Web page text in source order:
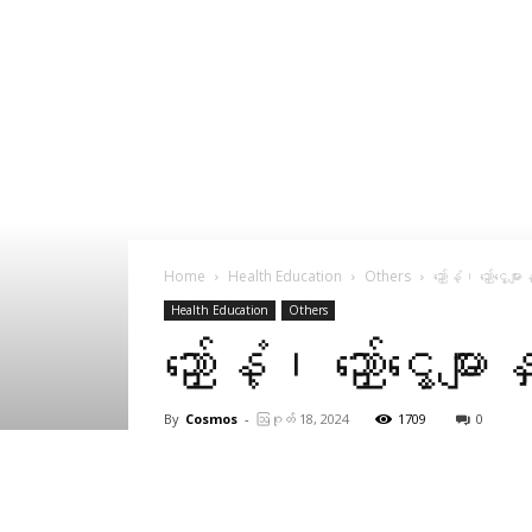
Home Health Education Others ညှော်နံ့၊ ညှော်ငွေ့မျ
Health Education Others
ညှော်နံ့၊ ညှော်ငွေ့မျ
By Cosmos - ဩဂုတ် 18, 2024 1709 0